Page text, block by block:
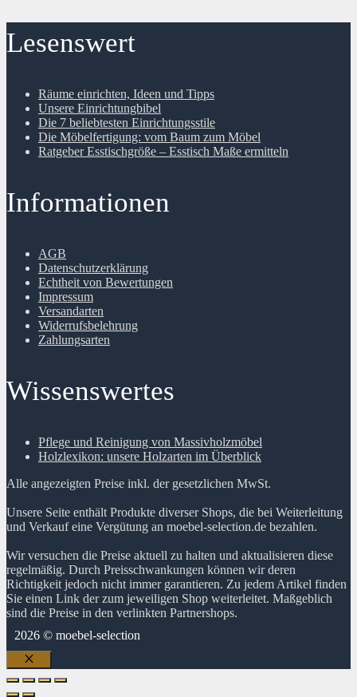
Lesenswert
Räume einrichten, Ideen und Tipps
Unsere Einrichtungbibel
Die 7 beliebtesten Einrichtungsstile
Die Möbelfertigung: vom Baum zum Möbel
Ratgeber Esstischgröße – Esstisch Maße ermitteln
Informationen
AGB
Datenschutzerklärung
Echtheit von Bewertungen
Impressum
Versandarten
Widerrufsbelehrung
Zahlungsarten
Wissenswertes
Pflege und Reinigung von Massivholzmöbel
Holzlexikon: unsere Holzarten im Überblick
Alle angezeigten Preise inkl. der gesetzlichen MwSt.
Unsere Seite enthält Produkte diverser Shops, die bei Weiterleitung
und Verkauf eine Vergütung an moebel-selection.de bezahlen.
Wir versuchen die Preise aktuell zu halten und aktualisieren diese
regelmäßig. Durch Preisschwankungen können wir deren
Richtigkeit jedoch nicht immer garantieren. Zu jedem Artikel finden
Sie einen Link der zum jeweiligen Shop weiterleitet. Maßgeblich
sind die Preise in den verlinkten Partnershops.
2026 © moebel-selection
Schließen